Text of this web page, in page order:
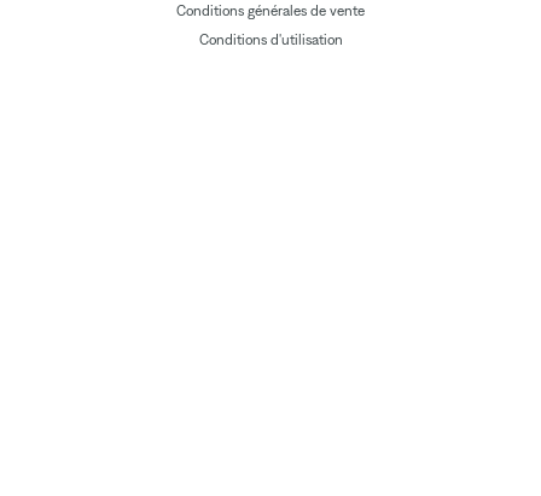
Conditions générales de vente
Conditions d'utilisation